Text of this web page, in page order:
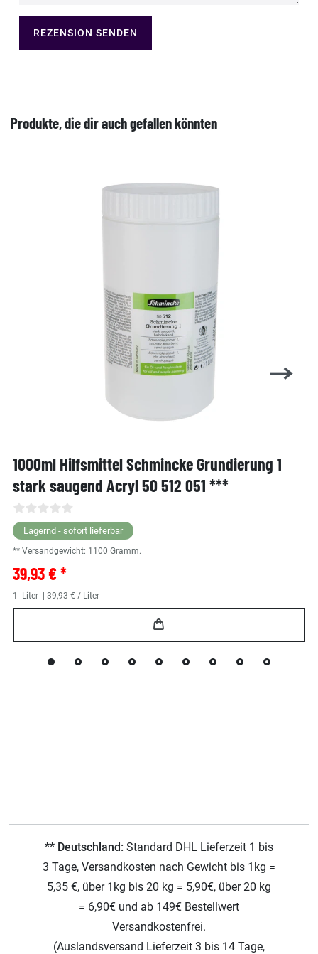
REZENSION SENDEN
Produkte, die dir auch gefallen könnten
1000ml Hilfsmittel Schmincke Grundierung 1
stark saugend Acryl 50 512 051 ***
Lagernd - sofort lieferbar
** Versandgewicht: 1100 Gramm.
39,93 € *
1 Liter | 39,93 € / Liter
** Deutschland: Standard DHL Lieferzeit 1 bis
3 Tage, Versandkosten nach Gewicht bis 1kg =
5,35 €, über 1kg bis 20 kg = 5,90€, über 20 kg
= 6,90€ und ab 149€ Bestellwert
Versandkostenfrei.
(Auslandsversand Lieferzeit 3 bis 14 Tage,